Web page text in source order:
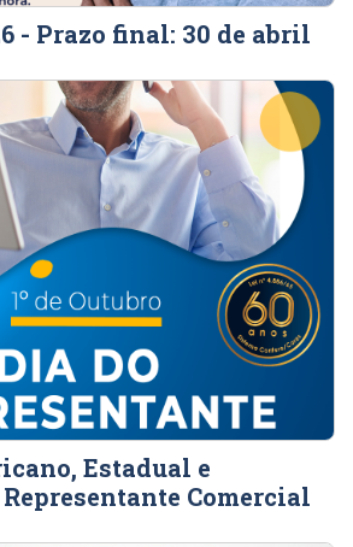
- Prazo final: 30 de abril
Estadual e
Comercial